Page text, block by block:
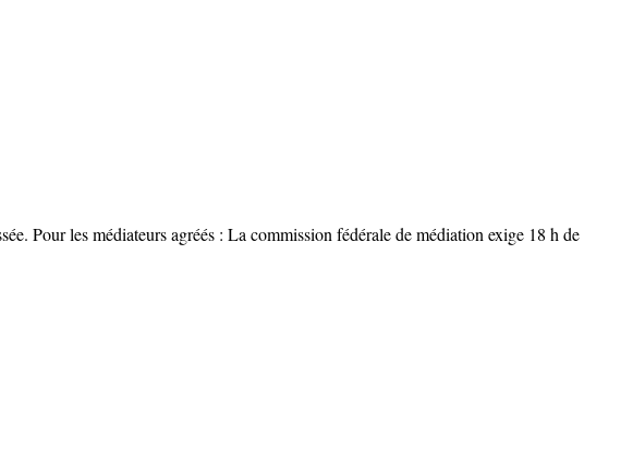
Pour les médiateurs agréés : La commission fédérale de médiation exige 18 h de